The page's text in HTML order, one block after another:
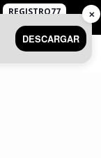
REGISTRO77
DESCARGAR
✕